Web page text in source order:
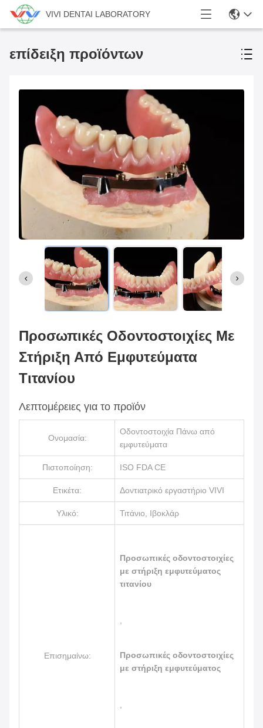
VIVI DENTAI LABORATORY
επίδειξη προϊόντων
Προσωπικές Οδοντοστοιχίες Με
Στήριξη Από Εμφυτεύματα
Τιτανίου
Λεπτομέρειες για το προϊόν
Ονομασία:
Οδοντοστοιχία Πάνω από
εμφυτεύματα
Πιστοποίηση: ISO FDA CE
Ετικέτα: Δοντιατρικό εργαστήριο VIVI
Υλικό: Τιτάνιο, Ιβοκλάρ
Επισημαίνω:
Προσωπικές οδοντοστοιχίες
με στήριξη εμφυτεύματος
τιτανίου
Προσωπικές οδοντοστοιχίες
με στήριξη εμφυτεύματος